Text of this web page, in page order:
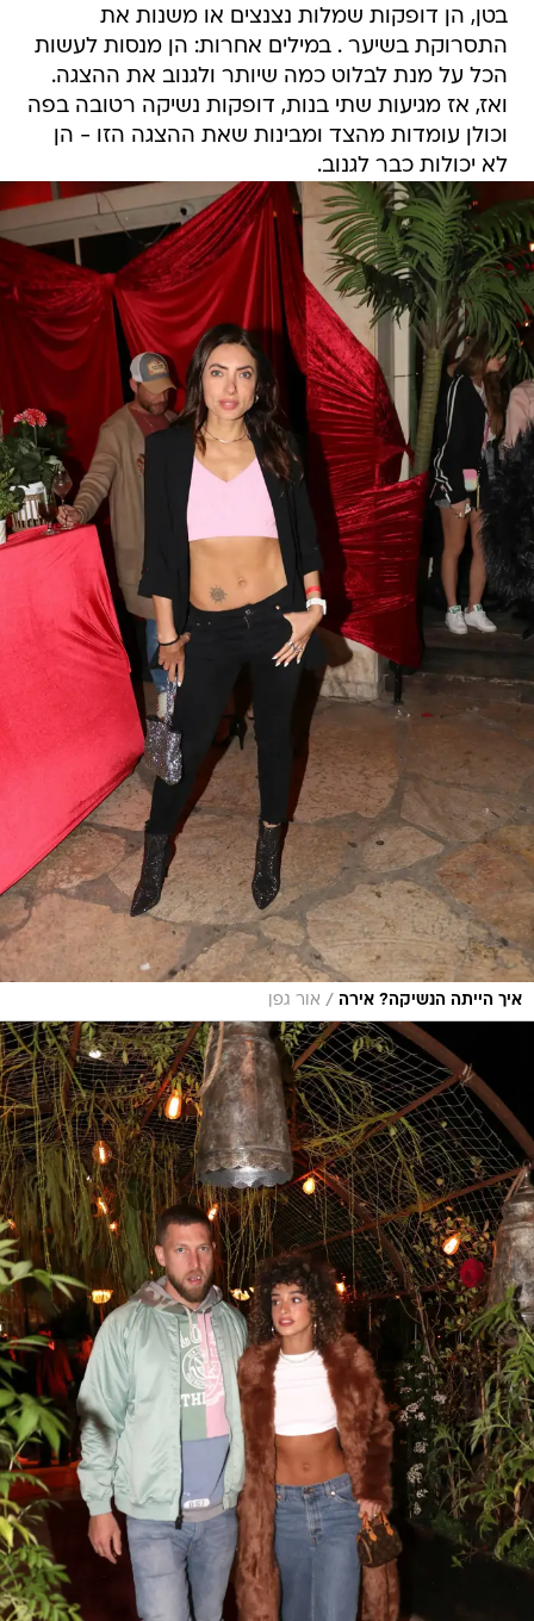
בטן, הן דופקות שמלות נצנצים או משנות את
התסרוקת בשיער . במילים אחרות: הן מנסות לעשות
הכל על מנת לבלוט כמה שיותר ולגנוב את ההצגה.
ואז, אז מגיעות שתי בנות, דופקות נשיקה רטובה בפה
וכולן עומדות מהצד ומבינות שאת ההצגה הזו - הן
לא יכולות כבר לגנוב.
איך הייתה הנשיקה? אירה / אור גפן